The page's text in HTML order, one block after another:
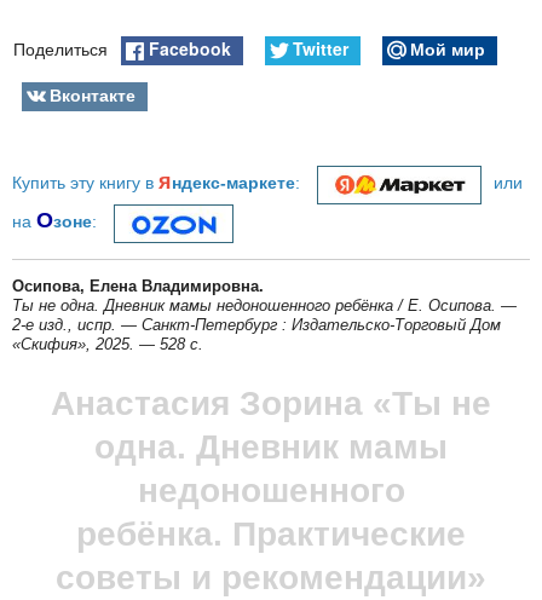
Поделиться Facebook Twitter
Мой мир
Вконтакте
Купить эту книгу в яндекс-маркете: или
на Озоне:
Осипова, Елена Владимировна.
Ты не одна. Дневник мамы недоношенного ребёнка / Е. Осипова. —
2-е изд., испр. — Санкт-Петербург : Издательско-Торговый Дом
«Скифия», 2025. — 528 с.
Анастасия Зорина «Ты не
одна. Дневник мамы
недоношенного
ребёнка. Практические
советы и рекомендации»